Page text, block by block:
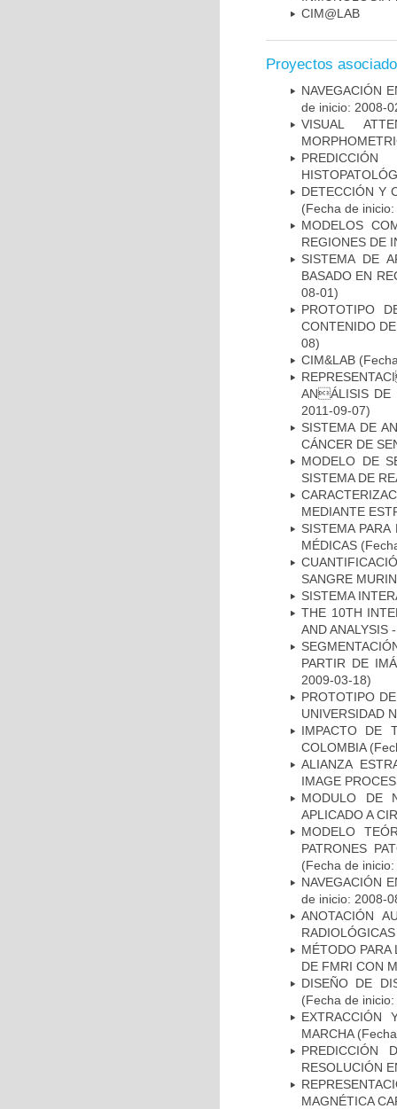
CIM@LAB
Proyectos
NAVEGACIÓN
de inicio: 2008-
VISUAL
DETECCIÓN Y
(Fecha de
MODELOS
REGIONES DE
SISTEMA DE
BASADO EN
08-01)
PROTOTIPO
CONTENIDO
08)
CIM&LAB
ANÁLISIS DE
2011-09-07)
SISTEMA DE
CÁNCER DE
MODELO DE
SISTEMA DE
MEDIANTE
SISTEMA
MÉDICAS
SANGRE
SISTEMA
THE 10TH
AND ANALYSIS
PARTIR DE
2009-03-18)
PROTOTIPO
UNIVERSIDAD
IMPACTO DE
COLOMBIA
ALIANZA
IMAGE
MODULO DE
APLICADO A
MODELO
PATRONES
(Fecha de
NAVEGACIÓN
de inicio: 2008-
ANOTACIÓN
MÉTODO PARA
DE FMRI CON
DISEÑO DE
(Fecha de
EXTRACCIÓN
MARCHA
PREDICCIÓN
RESOLUCIÓN
MAGNÉTICA